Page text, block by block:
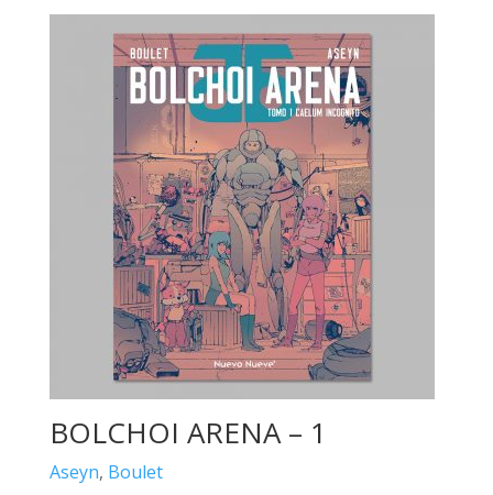
BOLCHOI ARENA – 1
Aseyn, Boulet